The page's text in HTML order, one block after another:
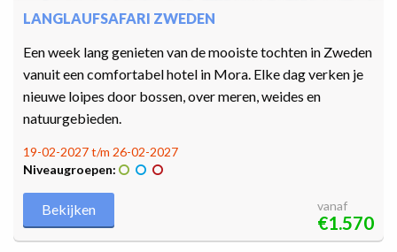
LANGLAUFSAFARI ZWEDEN
Een week lang genieten van de mooiste tochten in Zweden
vanuit een comfortabel hotel in Mora. Elke dag verken je
nieuwe loipes door bossen, over meren, weides en
natuurgebieden.
19-02-2027 t/m 26-02-2027
Niveaugroepen:
Bekijken vanaf
€1.570